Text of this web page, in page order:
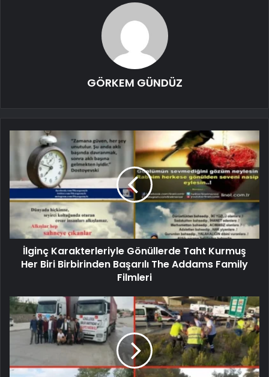
GÖRKEM GÜNDÜZ
İlginç Karakterleriyle Gönüllerde Taht Kurmuş
Her Biri Birbirinden Başarılı The Addams Family
Filmleri